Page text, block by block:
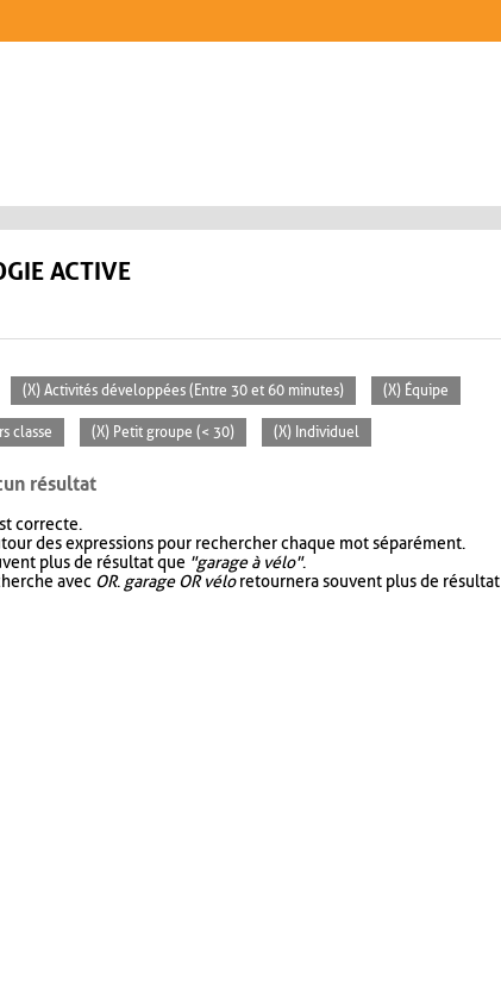
ACTIVE
(X) Activités développées (Entre 30 et 60 minutes) (X) Équipe
classe (X) Petit groupe (< 30) (X) Individuel
résultat
correcte.
des expressions pour rechercher chaque mot séparément.
plus de résultat que "garage à vélo".
avec OR. garage OR véloretournera souvent plus de résultat